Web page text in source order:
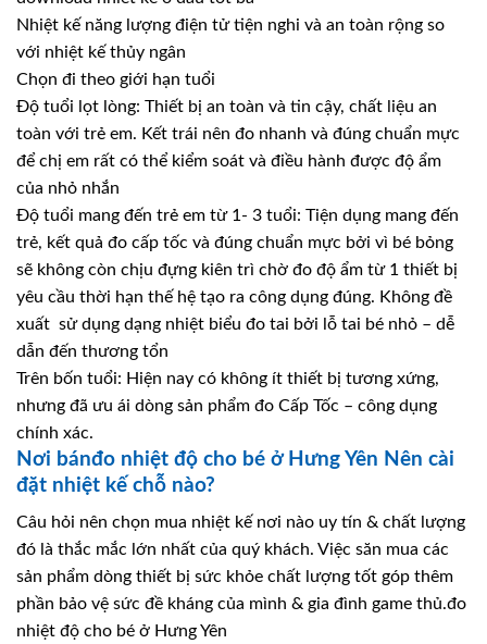
Nhiệt kế năng lượng điện tử tiện nghi và an toàn rộng so
với nhiệt kế thủy ngân
Chọn đi theo giới hạn tuổi
Độ tuổi lọt lòng: Thiết bị an toàn và tin cậy, chất liệu an
toàn với trẻ em. Kết trái nên đo nhanh và đúng chuẩn mực
để chị em rất có thể kiểm soát và điều hành được độ ẩm
của nhỏ nhắn
Độ tuổi mang đến trẻ em từ 1- 3 tuổi: Tiện dụng mang đến
trẻ, kết quả đo cấp tốc và đúng chuẩn mực bởi vì bé bỏng
sẽ không còn chịu đựng kiên trì chờ đo độ ẩm từ 1 thiết bị
yêu cầu thời hạn thế hệ tạo ra công dụng đúng. Không đề
xuất sử dụng dạng nhiệt biểu đo tai bởi lỗ tai bé nhỏ – dễ
dẫn đến thương tổn
Trên bốn tuổi: Hiện nay có không ít thiết bị tương xứng,
nhưng đã ưu ái dòng sản phẩm đo Cấp Tốc – công dụng
chính xác.
Nơi bánđo nhiệt độ cho bé ở Hưng Yên Nên cài
đặt nhiệt kế chỗ nào?
Câu hỏi nên chọn mua nhiệt kế nơi nào uy tín & chất lượng
đó là thắc mắc lớn nhất của quý khách. Việc săn mua các
sản phẩm dòng thiết bị sức khỏe chất lượng tốt góp thêm
phần bảo vệ sức đề kháng của mình & gia đình game thủ.đo
nhiệt độ cho bé ở Hưng Yên